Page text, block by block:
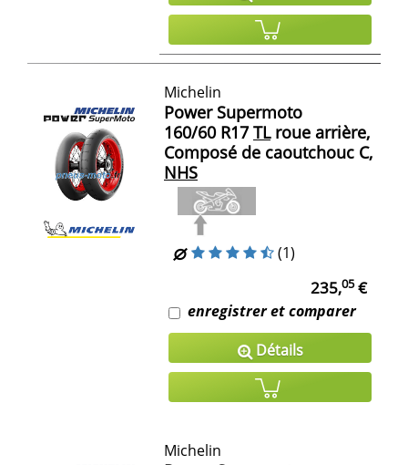
Michelin
Power Supermoto
160/60 R17 TLroue arrière,
Composé de caoutchouc C,
NHS
(1)
235,05€
enregistrer et comparer
Détails
Michelin